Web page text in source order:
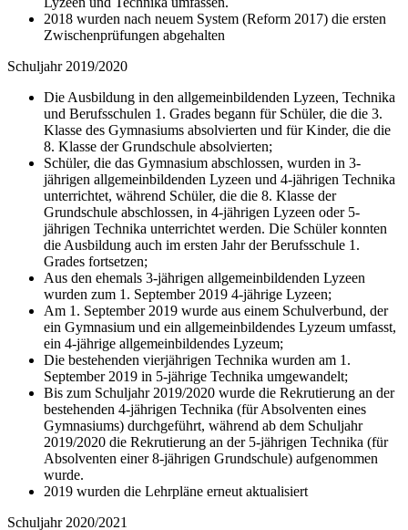
2018 wurden nach neuem System (Reform 2017) die ersten
Zwischenprüfungen abgehalten
Schuljahr 2019/2020
Die Ausbildung in den allgemeinbildenden Lyzeen, Technika
und Berufsschulen 1. Grades begann für Schüler, die die 3.
Klasse des Gymnasiums absolvierten und für Kinder, die die
8. Klasse der Grundschule absolvierten;
Schüler, die das Gymnasium abschlossen, wurden in 3-
jährigen allgemeinbildenden Lyzeen und 4-jährigen Technika
unterrichtet, während Schüler, die die 8. Klasse der
Grundschule abschlossen, in 4-jährigen Lyzeen oder 5-
jährigen Technika unterrichtet werden. Die Schüler konnten
die Ausbildung auch im ersten Jahr der Berufsschule 1.
Grades fortsetzen;
Aus den ehemals 3-jährigen allgemeinbildenden Lyzeen
wurden zum 1. September 2019 4-jährige Lyzeen;
Am 1. September 2019 wurde aus einem Schulverbund, der
ein Gymnasium und ein allgemeinbildendes Lyzeum umfasst,
ein 4-jährige allgemeinbildendes Lyzeum;
Die bestehenden vierjährigen Technika wurden am 1.
September 2019 in 5-jährige Technika umgewandelt;
Bis zum Schuljahr 2019/2020 wurde die Rekrutierung an der
bestehenden 4-jährigen Technika (für Absolventen eines
Gymnasiums) durchgeführt, während ab dem Schuljahr
2019/2020 die Rekrutierung an der 5-jährigen Technika (für
Absolventen einer 8-jährigen Grundschule) aufgenommen
wurde.
2019 wurden die Lehrpläne erneut aktualisiert
Schuljahr 2020/2021